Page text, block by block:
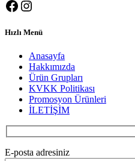
Facebook
Instagram
Hızlı Menü
Anasayfa
Hakkımızda
Ürün Grupları
KVKK Politikası
Promosyon Ürünleri
İLETİŞİM
E-posta adresiniz